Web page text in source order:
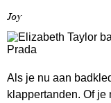
Joy
Als je nu aan
klappertanden. Of je